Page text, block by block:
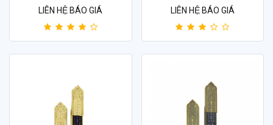
LIÊN HỆ BÁO GIÁ LIÊN HỆ BÁO GIÁ